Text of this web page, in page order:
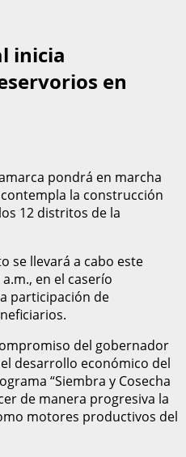
inicia
en
pondrá en marcha
la construcción
12 distritos de la
se llevará a cabo este
en el caserío
participación de
del gobernador
desarrollo económico del
“Siembra y Cosecha
de manera progresiva la
motores productivos del